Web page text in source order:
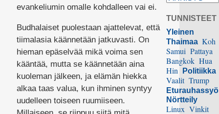
evankeliumin omalle kohdalleen vai ei.
Budhalaiset puolestaan ajattelevat, että
tiimalasia käännetään jatkuvasti. On
hieman epäselvää mikä voima sen
kääntää, mutta se käännetään aina
kuoleman jälkeen, ja elämän hiekka
alkaa taas valua, kun ihminen syntyy
uudelleen toiseen ruumiiseen.
TUNNISTEET
Yleinen
Thaimaa Koh
Samui Pattaya
Bangkok Hua
Hin
Politiikka
Vaalit Trump
Nörtteily
Linux Vinkit